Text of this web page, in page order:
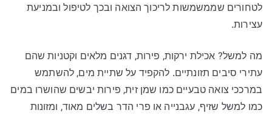
לטחורים שממשמשות לריכוך הצואה ובכך לטיפול ובמניעת
עצירות.
מה למשל? אכילת ירקות, פירות, דגנים מלאים וקטניות שהם
עתירי סיבים תזונתיים. להקפיד על שתיית מים, להשתמש
במרככי צואה טבעיים כמו שמן זית, פירות יבשים שהושרו במים
כמו למשל שזיף, עגבנייה או פרי הדר בשלים מאוד, ומזונות